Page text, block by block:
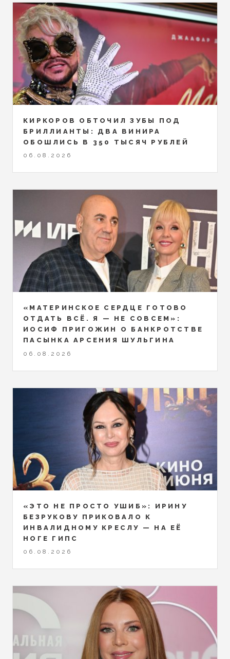
КИРКОРОВ ОБТОЧИЛ ЗУБЫ ПОД
БРИЛЛИАНТЫ: ДВА ВИНИРА
ОБОШЛИСЬ В 350 ТЫСЯЧ РУБЛЕЙ
06.08.2026
«МАТЕРИНСКОЕ СЕРДЦЕ ГОТОВО
ОТДАТЬ ВСЁ. Я — НЕ СОВСЕМ»:
ИОСИФ ПРИГОЖИН О БАНКРОТСТВЕ
ПАСЫНКА АРСЕНИЯ ШУЛЬГИНА
06.08.2026
«ЭТО НЕ ПРОСТО УШИБ»: ИРИНУ
БЕЗРУКОВУ ПРИКОВАЛО К
ИНВАЛИДНОМУ КРЕСЛУ — НА ЕЁ
НОГЕ ГИПС
06.08.2026